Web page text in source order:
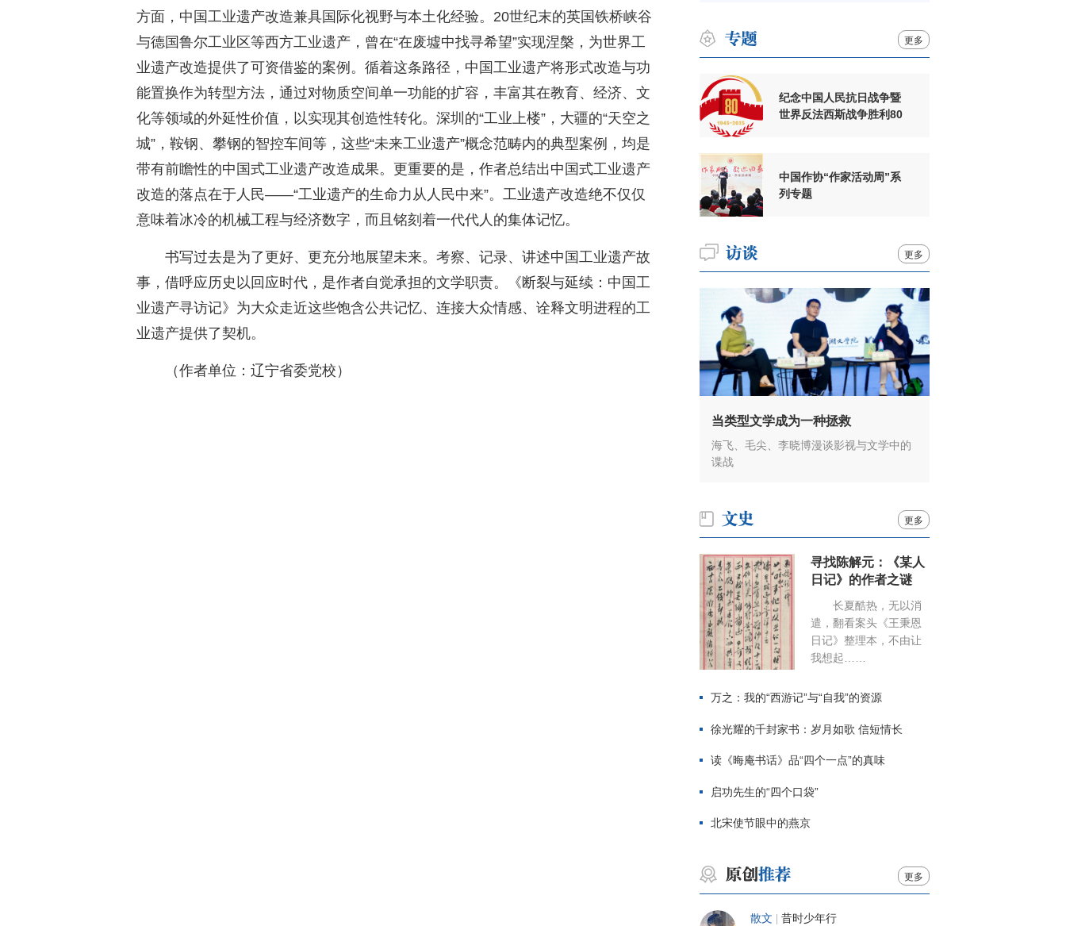
方面，中国工业遗产改造兼具国际化视野与本土化经验。20世纪末的英国铁桥峡谷
与德国鲁尔工业区等西方工业遗产，曾在“在废墟中找寻希望”实现涅槃，为世界工
业遗产改造提供了可资借鉴的案例。循着这条路径，中国工业遗产将形式改造与功
能置换作为转型方法，通过对物质空间单一功能的扩容，丰富其在教育、经济、文
化等领域的外延性价值，以实现其创造性转化。深圳的“工业上楼”，大疆的“天空之
城”，鞍钢、攀钢的智控车间等，这些“未来工业遗产”概念范畴内的典型案例，均是
带有前瞻性的中国式工业遗产改造成果。更重要的是，作者总结出中国式工业遗产
改造的落点在于人民——“工业遗产的生命力从人民中来”。工业遗产改造绝不仅仅
意味着冰冷的机械工程与经济数字，而且铭刻着一代代人的集体记忆。
书写过去是为了更好、更充分地展望未来。考察、记录、讲述中国工业遗产故
事，借呼应历史以回应时代，是作者自觉承担的文学职责。《断裂与延续：中国工
业遗产寻访记》为大众走近这些饱含公共记忆、连接大众情感、诠释文明进程的工
业遗产提供了契机。
（作者单位：辽宁省委党校）
更多
纪念中国人民抗日战争暨
世界反法西斯战争胜利80
中国作协“作家活动周”系
列专题
更多
当类型文学成为一种拯救
海飞、毛尖、李晓博漫谈影视与文学中的
谍战
更多
寻找陈解元：《某人
日记》的作者之谜
长夏酷热，无以消
遣，翻看案头《王秉恩
日记》整理本，不由让
我想起……
万之：我的“西游记”与“自我”的资源
徐光耀的千封家书：岁月如歌 信短情长
读《晦庵书话》品“四个一点”的真味
启功先生的“四个口袋”
北宋使节眼中的燕京
更多
散文 昔时少年行